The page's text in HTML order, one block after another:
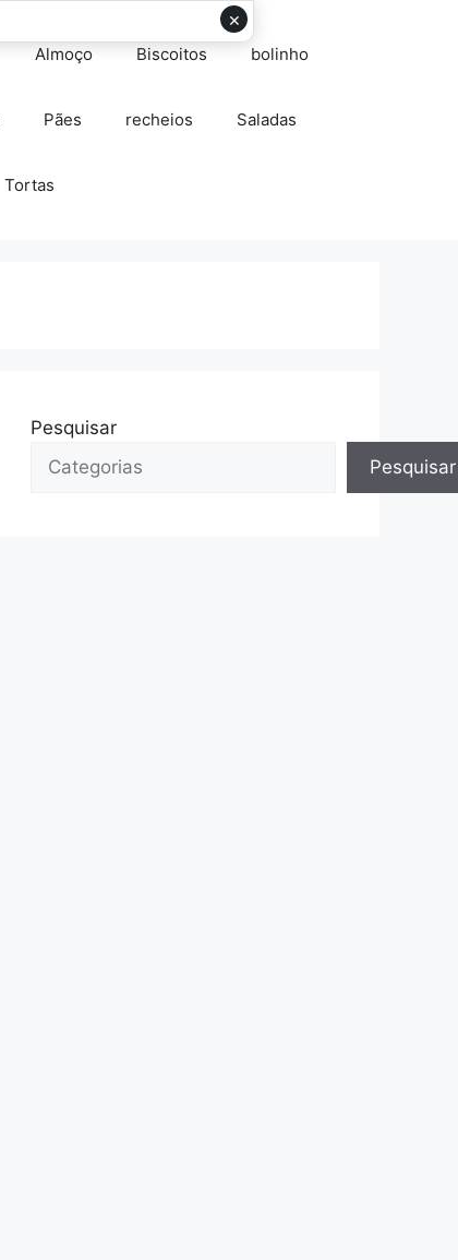
Almoço Biscoitos bolinho
Pães recheios Saladas
Tortas
Pesquisar
Pesquisar
×